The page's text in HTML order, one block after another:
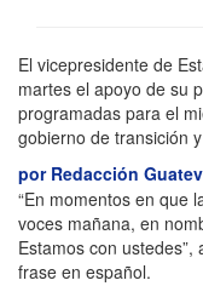
El vicepresidente de
martes el apoyo de su
programadas para el
gobierno de transición
por Redacción
“En momentos en que
voces mañana, en
Estamos con
frase en español.